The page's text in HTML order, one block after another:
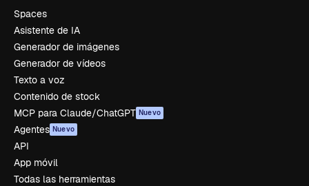
Spaces
Asistente de IA
Generador de imágenes
Generador de vídeos
Texto a voz
Contenido de stock
MCP para Claude/ChatGPT Nuevo
Agentes Nuevo
API
App móvil
Todas las herramientas